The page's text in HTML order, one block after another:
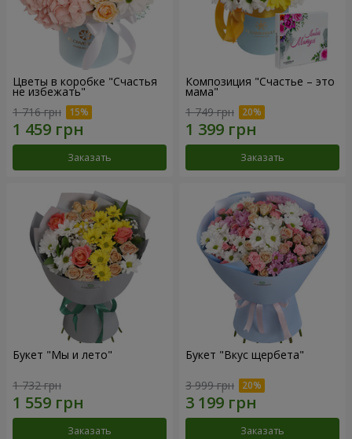
Цветы в коробке "Счастья
не избежать"
1 716 грн
Заказать
Композиция "Счастье – это
мама"
1 749 грн
Заказать
Букет "Мы и лето"
1 732 грн
Заказать
Букет "Вкус щербета"
3 999 грн
Заказать